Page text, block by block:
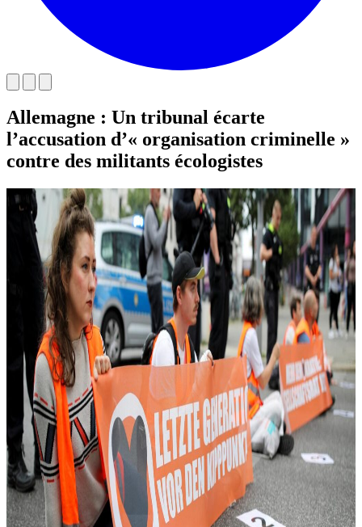
Allemagne : Un tribunal écarte
l’accusation d’« organisation criminelle »
contre des militants écologistes